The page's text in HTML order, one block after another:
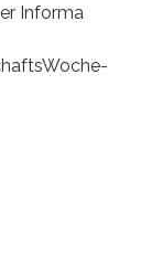
Informa